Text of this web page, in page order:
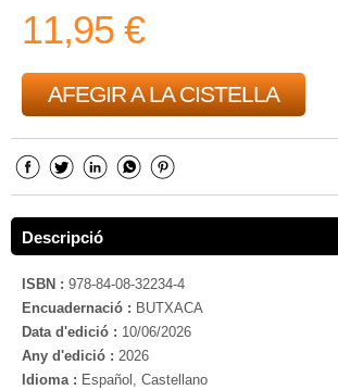
11,95 €
AFEGIR A LA CISTELLA
Descripció
ISBN : 978-84-08-32234-4
Encuadernació : BUTXACA
Data d'edició : 10/06/2026
Any d'edició : 2026
Idioma : Español, Castellano